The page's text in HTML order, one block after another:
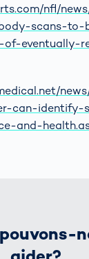
nfl/
scans-
eventually-
can-
and-